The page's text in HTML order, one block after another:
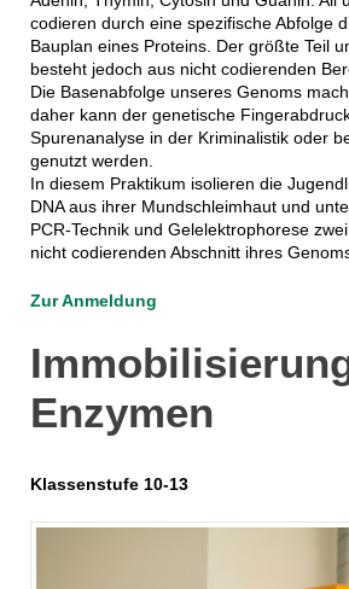
codieren durch eine spezifische Abfolge
Bauplan eines Proteins. Der größte Teil
besteht jedoch aus nicht codierenden
Die Basenabfolge unseres Genoms
daher kann der genetische
Spurenanalyse in der Kriminalistik oder
genutzt werden.
In diesem Praktikum isolieren die
DNA aus ihrer Mundschleimhaut und
PCR-Technik und Gelelektrophorese
nicht codierenden Abschnitt ihres
Zur Anmeldung
Enzy­men
Klassenstufe 10-13